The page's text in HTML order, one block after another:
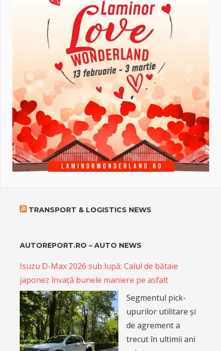
TRANSPORT & LOGISTICS NEWS
AUTOREPORT.RO – AUTO NEWS
Isuzu D-Max 2026 sub lupă: Calul de bătaie
japonez învață bunele maniere pe asfalt
Segmentul pick-
upurilor utilitare și
de agrement a
trecut în ultimii ani